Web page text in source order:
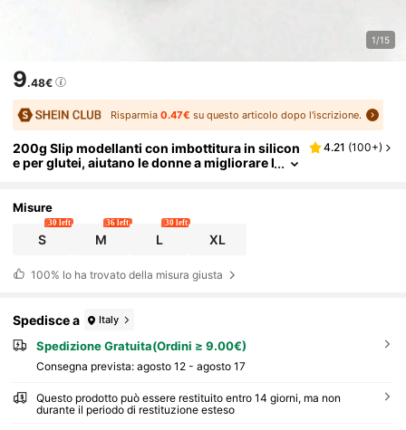
1/15
9.48€
Risparmia0.47€ su questo articolo dopo l'iscrizione.
200g Slip modellanti con imbottitura in silicon
e per glutei, aiutano le donne a migliorare l
4.21 (100+)
Misure
S
30 left
M
36 left
L
30 left
XL
100% lo ha trovato della misura giusta
Spedisce a Italy
Spedizione Gratuita(Ordini ≥ 9.00€)
Consegna prevista: agosto 12 - agosto 17
Questo prodotto può essere restituito entro 14 giorni, ma non
durante il periodo di restituzione esteso